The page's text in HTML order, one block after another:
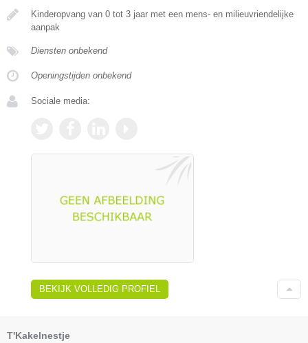
Kinderopvang van 0 tot 3 jaar met een mens- en milieuvriendelijke
aanpak
Diensten onbekend
Openingstijden onbekend
Sociale media:
BEKIJK VOLLEDIG PROFIEL
T'Kakelnestje